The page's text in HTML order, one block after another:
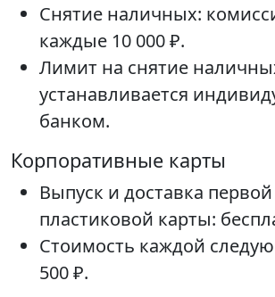
Снятие наличных:
каждые 10 000 ₽.
Лимит на снятие
устанавливается
банком.
Корпоративные карты
Выпуск и доставка первой
пластиковой карты:
Стоимость каждой
500 ₽.